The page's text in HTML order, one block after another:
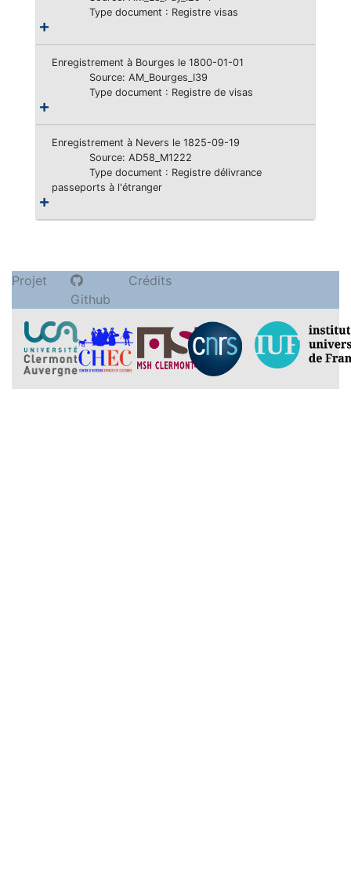
Type document : Registre visas
Enregistrement à Bourges le 1800-01-01
Source: AM_Bourges_I39
Type document : Registre de visas
Enregistrement à Nevers le 1825-09-19
Source: AD58_M1222
Type document : Registre délivrance
passeports à l'étranger
Projet
Github
Crédits